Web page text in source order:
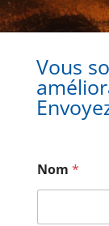
Vous
Nom *